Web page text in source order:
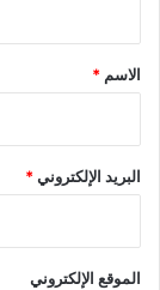
*
الاسم *
البريد الإلكتروني*
الموقع الإلكتروني